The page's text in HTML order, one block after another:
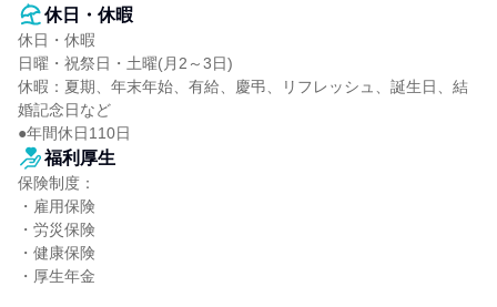
休日・休暇
休日・休暇
日曜・祝祭日・土曜(月2～3日)
休暇：夏期、年末年始、有給、慶弔、リフレッシュ、誕生日、結
婚記念日など
●年間休日110日
福利厚生
保険制度：
・雇用保険
・労災保険
・健康保険
・厚生年金